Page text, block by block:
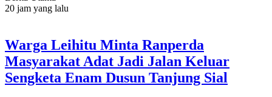
20 jam yang lalu
Warga Leihitu Minta Ranperda
Masyarakat Adat Jadi Jalan Keluar
Sengketa Enam Dusun Tanjung Sial